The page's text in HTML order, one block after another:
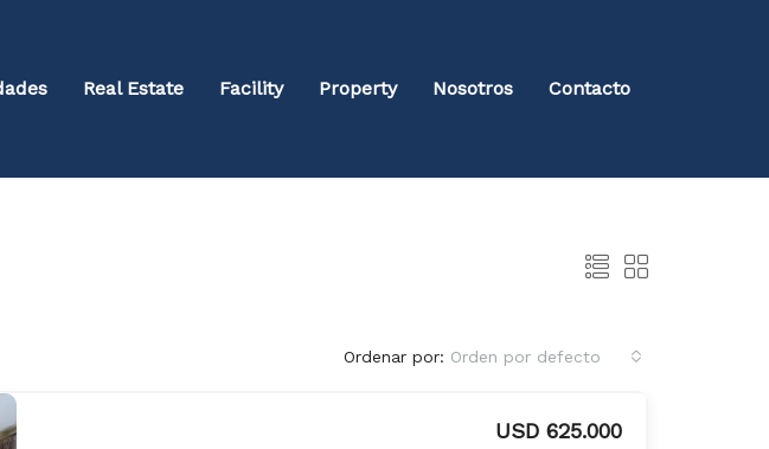
Real Estate Facility Property Nosotros Contacto
Ordenar por: Orden por defecto
USD 625.000